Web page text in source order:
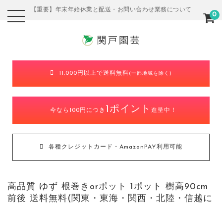
【重要】年末年始休業と配送・お問い合わせ業務について
11,000円以上で送料無料(一部地域を除く)
今なら100円につき 1ポイント 進呈中！
各種クレジットカード・AmazonPAY利用可能
0
高品質 ゆず 根巻きorポット 1ポット 樹高90cm
前後 送料無料(関東・東海・関西・北陸・信越に